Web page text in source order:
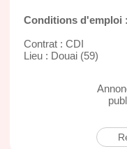
Conditions d'emploi :
Contrat : CDI
Lieu : Douai (59)